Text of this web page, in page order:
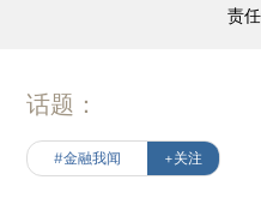
责
话题：
#金融我闻 +关注